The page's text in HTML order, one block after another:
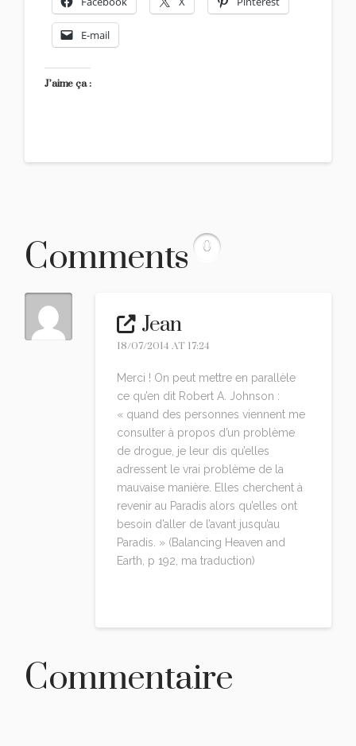
E-mail
J’aime ça :
Comments 0
Jean
18/07/2014 AT 17:24
Merci ! On peut mettre en parallèle
ce qu’en dit Robert A. Johnson :
« quand des personnes viennent me
consulter à propos d’un problème
de drogue, je leur dis qu’elles
adressent le vrai problème de la
mauvaise manière. Elles cherchent à
revenir au Paradis alors qu’elles ont
besoin d’aller de l’avant jusqu’au
Paradis. » (Balancing Heaven and
Earth, p 192, ma traduction)
Commentaire